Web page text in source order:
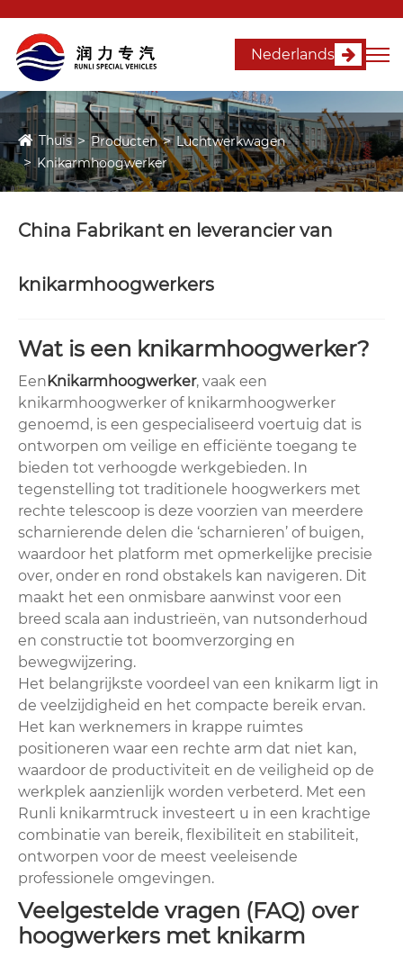
Nederlands
Thuis Producten
Luchtwerkwagen
Knikarmhoogwerker
China Fabrikant en leverancier van
knikarmhoogwerkers
Wat is een knikarmhoogwerker?
EenKnikarmhoogwerker, vaak een
knikarmhoogwerker of knikarmhoogwerker
genoemd, is een gespecialiseerd voertuig dat is
ontworpen om veilige en efficiënte toegang te
bieden tot verhoogde werkgebieden. In
tegenstelling tot traditionele hoogwerkers met
rechte telescoop is deze voorzien van meerdere
scharnierende delen die ‘scharnieren’ of buigen,
waardoor het platform met opmerkelijke precisie
over, onder en rond obstakels kan navigeren. Dit
maakt het een onmisbare aanwinst voor een
breed scala aan industrieën, van nutsonderhoud
en constructie tot boomverzorging en
bewegwijzering.
Het belangrijkste voordeel van een knikarm ligt in
de veelzijdigheid en het compacte bereik ervan.
Het kan werknemers in krappe ruimtes
positioneren waar een rechte arm dat niet kan,
waardoor de productiviteit en de veiligheid op de
werkplek aanzienlijk worden verbeterd. Met een
Runli knikarmtruck investeert u in een krachtige
combinatie van bereik, flexibiliteit en stabiliteit,
ontworpen voor de meest veeleisende
professionele omgevingen.
Veelgestelde vragen (FAQ) over
hoogwerkers met knikarm